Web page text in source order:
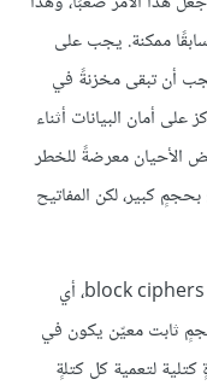
ممكنة. يجب على
يجب أن تبقى مخزنةً في
أمان البيانات أثناء
الأحيان معرضةً للخطر
كبير، لكن المفاتيح
معظم الشيفرات ciphers هي شيفرات كتلية block ciphers، أي
ثابت معيّن يكون في
شيفرةٍ كتلية لتعمية كل كتلةٍ